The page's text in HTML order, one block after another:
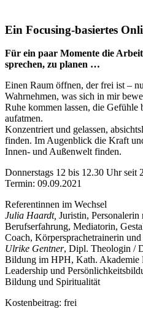
Ein Focusing-basiertes
Für ein paar Momente die
sprechen, zu planen …
Einen Raum öffnen, der frei ist –
Wahrnehmen, was sich in mir
Ruhe kommen lassen, die Gefühle
aufatmen.
Konzentriert und gelassen,
finden. Im Augenblick die Kraft
Innen- und Außenwelt finden.
Donnerstags 12 bis 12.30 Uhr seit
Termin: 09.09.2021
Referentinnen im Wechsel
Julia Haardt, Juristin,
Berufserfahrung, Mediatorin,
Coach, Körpersprachetrainerin
Ulrike Gentner, Dipl. Theologin /
Bildung im HPH, Kath. Akademie
Leadership und
Bildung und Spiritualität
Kostenbeitrag: frei